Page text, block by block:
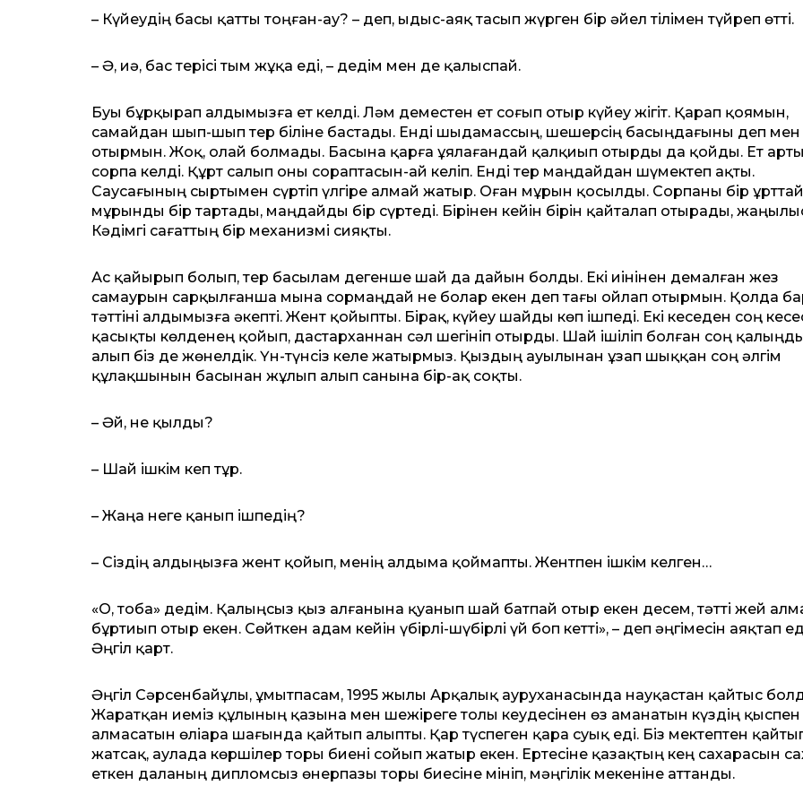
– Күйеудің басы қатты тоңған-ау? – деп, ыдыс-аяқ тасып жүрген бір әйел тілімен түйреп өтті.
– Ә, иә, бас терісі тым жұқа еді, – дедім мен де қалыспай.
Буы бұрқырап алдымызға ет келді. Ләм деместен ет соғып отыр күйеу жігіт. Қарап қоямын,
самайдан шып-шып тер біліне бастады. Енді шыдамассың, шешерсің басыңдағыны деп мен
отырмын. Жоқ, олай болмады. Басына қарға ұялағандай қалқиып отырды да қойды. Ет
сорпа келді. Құрт салып оны сораптасын-ай келіп. Енді тер маңдайдан шүмектеп ақты.
Саусағының сыртымен сүртіп үлгіре алмай жатыр. Оған мұрын қосылды. Сорпаны бір
мұрынды бір тартады, маңдайды бір сүртеді. Бірінен кейін бірін қайталап отырады,
Кәдімгі сағаттың бір механизмі сияқты.
Ас қайырып болып, тер басылам дегенше шай да дайын болды. Екі иінінен демалған жез
самаурын сарқылғанша мына сормаңдай не болар екен деп тағы ойлап отырмын. Қолда
тәттіні алдымызға әкепті. Жент қойыпты. Бірақ, күйеу шайды көп ішпеді. Екі кеседен соң
қасықты көлденең қойып, дастарханнан сәл шегініп отырды. Шай ішіліп болған соң
алып біз де жөнелдік. Үн-түнсіз келе жатырмыз. Қыздың ауылынан ұзап шыққан соң әлгім
құлақшынын басынан жұлып алып санына бір-ақ соқты.
– Әй, не қылды?
– Шай ішкім кеп тұр.
– Жаңа неге қанып ішпедің?
– Сіздің алдыңызға жент қойып, менің алдыма қоймапты. Жентпен ішкім келген…
«О, тоба» дедім. Қалыңсыз қыз алғанына қуанып шай батпай отыр екен десем, тәтті жей
бұртиып отыр екен. Сөйткен адам кейін үбірлі-шүбірлі үй боп кетті», – деп әңгімесін аяқтап
Әңгіл қарт.
Әңгіл Сәрсенбайұлы, ұмытпасам, 1995 жылы Арқалық ауруханасында науқастан қайтыс
Жаратқан иеміз құлының қазына мен шежіреге толы кеудесінен өз аманатын күздің қыспен
алмасатын өліара шағында қайтып алыпты. Қар түспеген қара суық еді. Біз мектептен
жатсақ, аулада көршілер торы биені сойып жатыр екен. Ертесіне қазақтың кең сахарасын
еткен даланың дип­ломсыз өнерпазы торы биесіне мініп, мәңгілік мекеніне аттанды.